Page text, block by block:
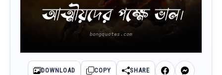
আত্মীয়দের পক্ষে ভাল।
DOWNLOAD COPY SHARE